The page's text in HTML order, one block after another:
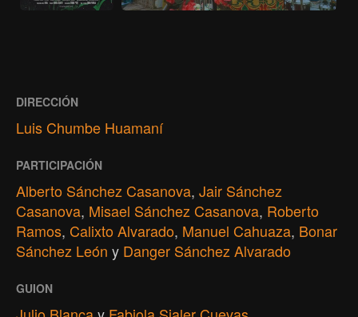
DIRECCIÓN
Luis Chumbe Huamaní
PARTICIPACIÓN
Alberto Sánchez Casanova, Jair Sánchez
Casanova, Misael Sánchez Casanova, Roberto
Ramos, Calixto Alvarado, Manuel Cahuaza, Bonar
Sánchez León y Danger Sánchez Alvarado
GUION